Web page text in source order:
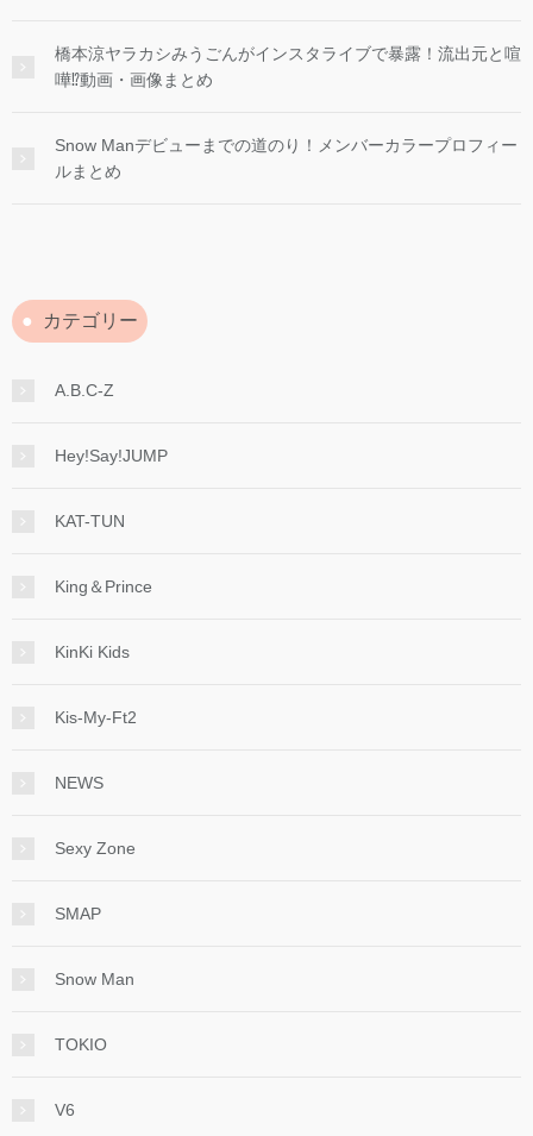
橋本涼ヤラカシみうごんがインスタライブで暴露！流出元と喧
嘩⁉︎動画・画像まとめ
Snow Manデビューまでの道のり！メンバーカラープロフィー
ルまとめ
カテゴリー
A.B.C-Z
Hey!Say!JUMP
KAT-TUN
King＆Prince
KinKi Kids
Kis-My-Ft2
NEWS
Sexy Zone
SMAP
Snow Man
TOKIO
V6